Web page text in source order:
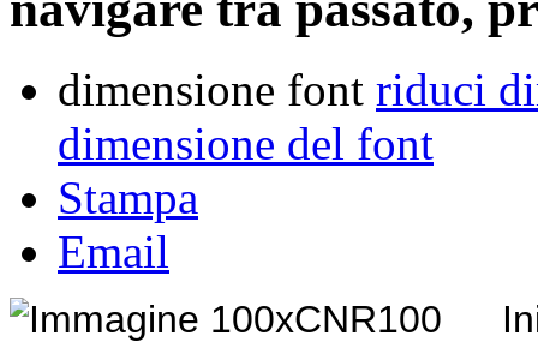
dimensione font riduci
dimensione del font
Stampa
Email